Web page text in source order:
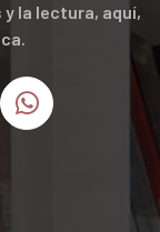
la lectura, aquí,